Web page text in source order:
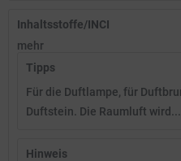
Inhaltsstoffe/INCI
mehr
Tipps
Für die Duftlampe, für
Duftstein. Die Raumluft wird...
Hinweis